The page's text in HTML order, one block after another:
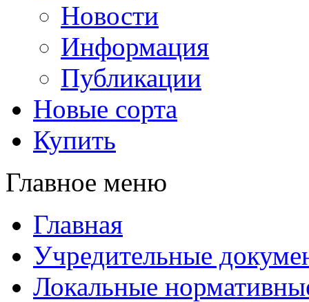
Новости
Информация
Публикации
Новые сорта
Купить
Главное меню
Главная
Учредительные
Локальные